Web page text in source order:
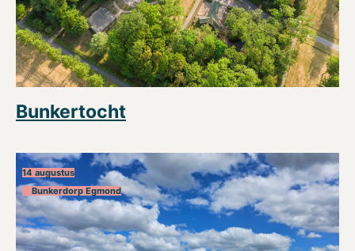
Bunkertocht
14 augustus
Bunkerdorp Egmond